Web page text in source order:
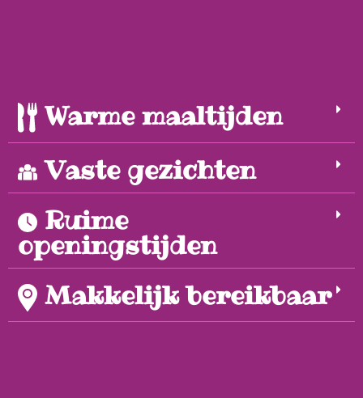
Warme maaltijden
Vaste gezichten
Ruime
openingstijden
Makkelijk bereikbaar